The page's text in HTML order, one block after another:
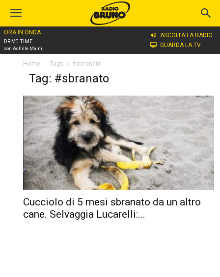
ORA IN ONDA
DRIVE TIME
con Achille Maini
ASCOLTA LA RADIO
GUARDA LA TV
Home Tags #sbranato
Tag: #sbranato
Cucciolo di 5 mesi sbranato da un altro
cane. Selvaggia Lucarelli:...